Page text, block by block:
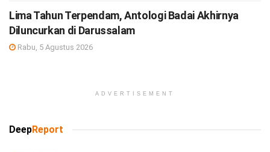
Lima Tahun Terpendam, Antologi Badai Akhirnya
Diluncurkan di Darussalam
Rabu, 5 Agustus 2026
ADVERTISEMENT
DeepReport